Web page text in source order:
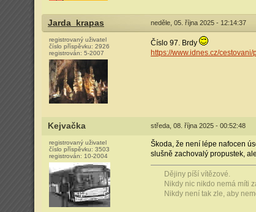
Jarda_krapas neděle, 05. října 2025 - 12:14:37
registrovaný uživatel
číslo příspěvku: 2926
registrován: 5-2007
Číslo 97. Brdy
https://www.idnes.cz/
Kejvačka středa, 08. října 2025 - 00:52:48
registrovaný uživatel
číslo příspěvku: 3503
registrován: 10-2004
Škoda, že není lépe nafocen
slušně zachovalý propustek,
Dějiny píší vítězové.
Nikdy nic nikdo nemá míti
Nikdy není tak zle, aby